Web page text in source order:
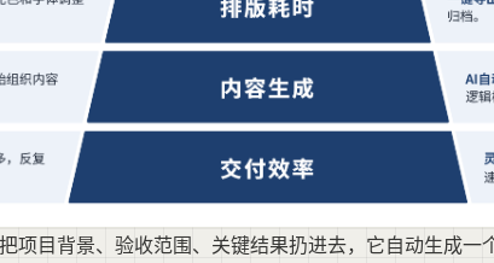
项目背景、验收范围、关键结果扔进去，它自动生成一